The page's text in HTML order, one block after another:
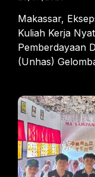
Makassar,
Kuliah Kerja
Pemberdayaan
(Unhas)